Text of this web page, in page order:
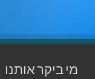
מי ביקר אותנו